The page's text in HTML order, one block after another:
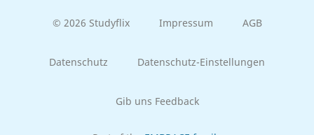
© 2026 Studyflix Impressum AGB
Datenschutz Datenschutz-Einstellungen
Gib uns Feedback